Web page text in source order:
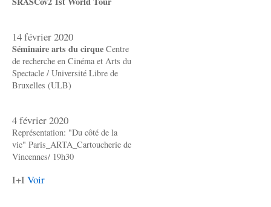
14 février 2020
Séminaire arts du cirque Centre
de recherche en Cinéma et Arts du
Spectacle / Université Libre de
Bruxelles (ULB)
4 février 2020
Représentation: "Du côté de la
vie" Paris_ARTA_Cartoucherie de
Vincennes/ 19h30
I+I Voir